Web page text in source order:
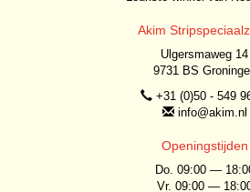
Akim
Ulgersmaweg 14
9731 BS
+31 (0)50 - 549
info@akim.nl
Openingstijden
Do. 09:00 —
Vr. 09:00 —